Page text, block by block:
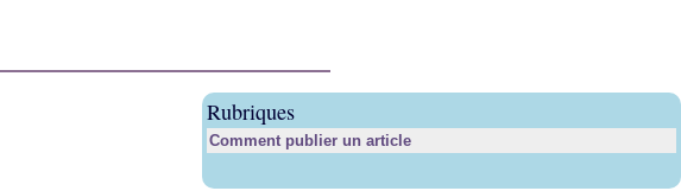
Rubriques
Comment publier un article